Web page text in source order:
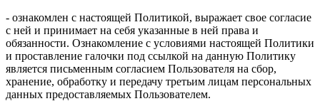
- ознакомлен с настоящей Политикой, выражает свое согласие
с ней и принимает на себя указанные в ней права и
обязанности. Ознакомление с условиями настоящей Политики
и проставление галочки под ссылкой на данную Политику
является письменным согласием Пользователя на сбор,
хранение, обработку и передачу третьим лицам персональных
данных предоставляемых Пользователем.